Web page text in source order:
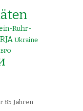
Ruhr-
Ukraine
85 Jahren